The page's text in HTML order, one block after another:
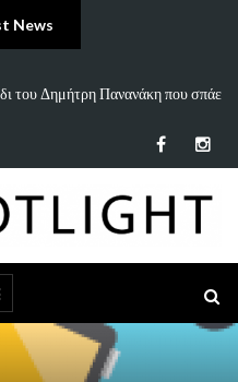
News
του Δημήτρη Πανανάκη που σπάει